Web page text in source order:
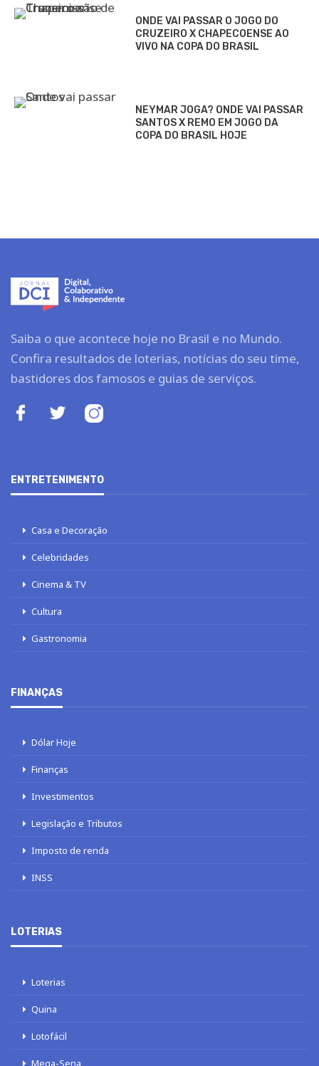
ONDE VAI PASSAR O JOGO DO
CRUZEIRO X CHAPECOENSE AO
VIVO NA COPA DO BRASIL
NEYMAR JOGA? ONDE VAI PASSAR
SANTOS X REMO EM JOGO DA
COPA DO BRASIL HOJE
Saiba o que acontece hoje no Brasil e no Mundo.
Confira resultados de loterias, notícias do seu time,
bastidores dos famosos e guias de serviços.
ENTRETENIMENTO
Casa e Decoração
Celebridades
Cinema & TV
Cultura
Gastronomia
FINANÇAS
Dólar Hoje
Finanças
Investimentos
Legislação e Tributos
Imposto de renda
INSS
LOTERIAS
Loterias
Quina
Lotofácil
Mega-Sena